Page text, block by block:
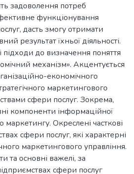
задоволення потреб
функціонування
дасть змогу отримати
результат їхньої діяльності.
до визначення поняття
механізм». Акцентується
економічного
маркетингового
сфери послуг. Зокрема,
компоненти інформаційної
маркетингу. Окреслені часткові
сфери послуг, які характерні
маркетингового управління.
та основні важелі, за
сфери послуг